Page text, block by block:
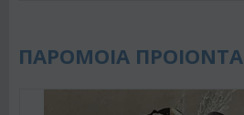
ΠΑΡΟΜΟΙΑ ΠΡΟΙΟΝΤΑ